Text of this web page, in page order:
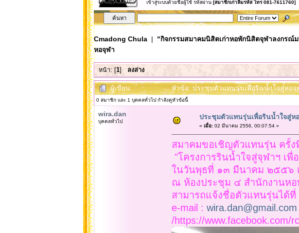
เข้าสู่ระบบด้วยชื่อผู้ใช้ รหัสผ่าน [สมาชิกเก่าลืมรหัส โทร 081-7611760]
Cmadong Chula| "กิจกรรมสมาคมนิสิตเก่าหอพักนิสิตจุฬาลงกรณ์
หอจุฬา
หน้า: [1] ลงล่าง
ผู้เขียน หัวข้อ: ประชุมตัวแทนรุ่นเพื่อรินน้ำใจสู่หอจุ
0 สมาชิก และ 1 บุคคลทั่วไป กำลังดูหัวข้อนี้
wira.dan
บุคคลทั่วไป
ประชุมตัวแทนรุ่นเพื่อรินน้ำใจสู่ห
« เมื่อ:02 มีนาคม 2556, 00:07:54 »
สมาคมขอเชิญตัวแทนรุ่น ครั้ง
"โครงการรินน้ำใจสู่จุฬาฯ เ
ในวันพุธที่ ๑๓ มีนาคม ๒๕๕๖
ณ ห้องประชุม ๔ สำนักงานห
สามารถแจ้งชื่อตัวแทนรุ่นได้
e-mail : wira.dan@gmail.com
/https://www.facebook.com/